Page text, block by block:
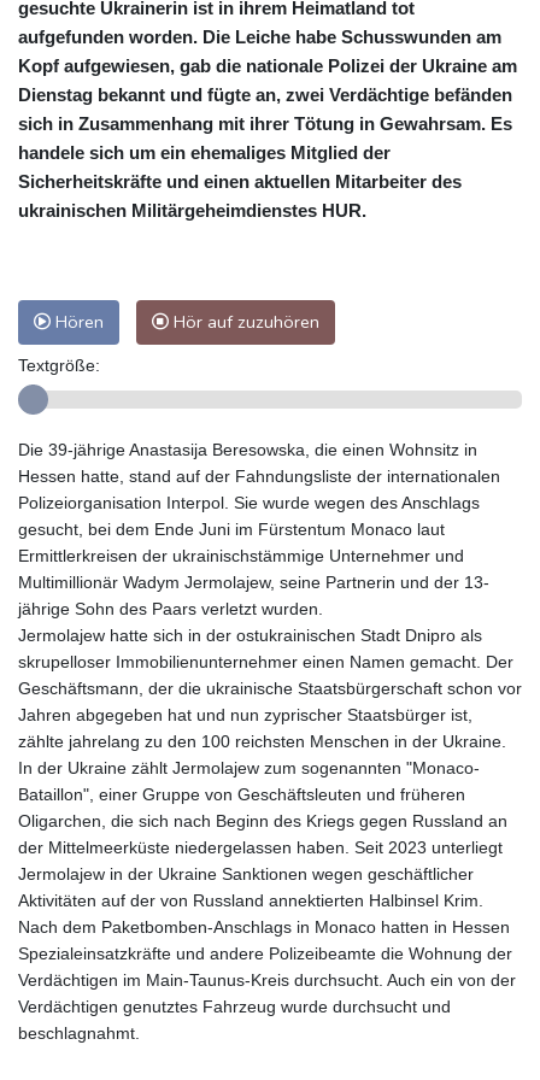
gesuchte Ukrainerin ist in ihrem Heimatland tot
aufgefunden worden. Die Leiche habe Schusswunden am
Kopf aufgewiesen, gab die nationale Polizei der Ukraine am
Dienstag bekannt und fügte an, zwei Verdächtige befänden
sich in Zusammenhang mit ihrer Tötung in Gewahrsam. Es
handele sich um ein ehemaliges Mitglied der
Sicherheitskräfte und einen aktuellen Mitarbeiter des
ukrainischen Militärgeheimdienstes HUR.
Hören Hör auf zuzuhören
Textgröße:
Die 39-jährige Anastasija Beresowska, die einen Wohnsitz in
Hessen hatte, stand auf der Fahndungsliste der internationalen
Polizeiorganisation Interpol. Sie wurde wegen des Anschlags
gesucht, bei dem Ende Juni im Fürstentum Monaco laut
Ermittlerkreisen der ukrainischstämmige Unternehmer und
Multimillionär Wadym Jermolajew, seine Partnerin und der 13-
jährige Sohn des Paars verletzt wurden.
Jermolajew hatte sich in der ostukrainischen Stadt Dnipro als
skrupelloser Immobilienunternehmer einen Namen gemacht. Der
Geschäftsmann, der die ukrainische Staatsbürgerschaft schon vor
Jahren abgegeben hat und nun zyprischer Staatsbürger ist,
zählte jahrelang zu den 100 reichsten Menschen in der Ukraine.
In der Ukraine zählt Jermolajew zum sogenannten "Monaco-
Bataillon", einer Gruppe von Geschäftsleuten und früheren
Oligarchen, die sich nach Beginn des Kriegs gegen Russland an
der Mittelmeerküste niedergelassen haben. Seit 2023 unterliegt
Jermolajew in der Ukraine Sanktionen wegen geschäftlicher
Aktivitäten auf der von Russland annektierten Halbinsel Krim.
Nach dem Paketbomben-Anschlags in Monaco hatten in Hessen
Spezialeinsatzkräfte und andere Polizeibeamte die Wohnung der
Verdächtigen im Main-Taunus-Kreis durchsucht. Auch ein von der
Verdächtigen genutztes Fahrzeug wurde durchsucht und
beschlagnahmt.